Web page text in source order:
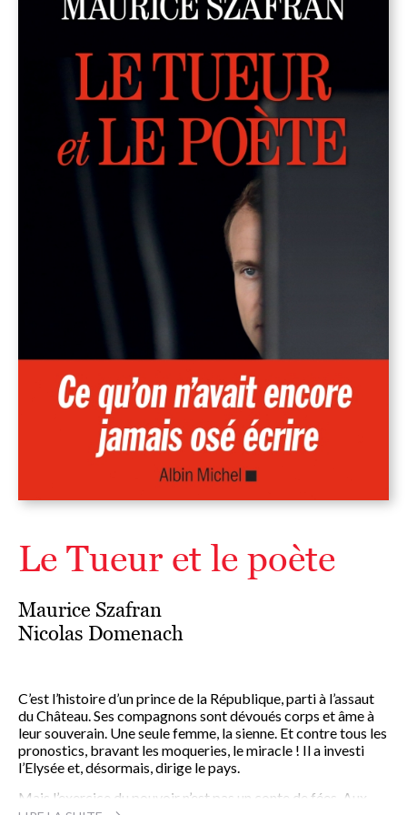
Le Tueur et le poète
Maurice Szafran
Nicolas Domenach
C’est l’histoire d’un prince de la République, parti à l’assaut
du Château. Ses compagnons sont dévoués corps et âme à
leur souverain. Une seule femme, la sienne. Et contre tous les
pronostics, bravant les moqueries, le miracle ! Il a investi
l’Elysée et, désormais, dirige le pays.
Mais l’exercice du pouvoir n’est pas un conte de fées. Aux